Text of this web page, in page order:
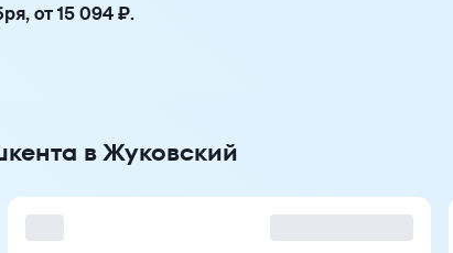
от 15 094 ₽.
в Жуковский